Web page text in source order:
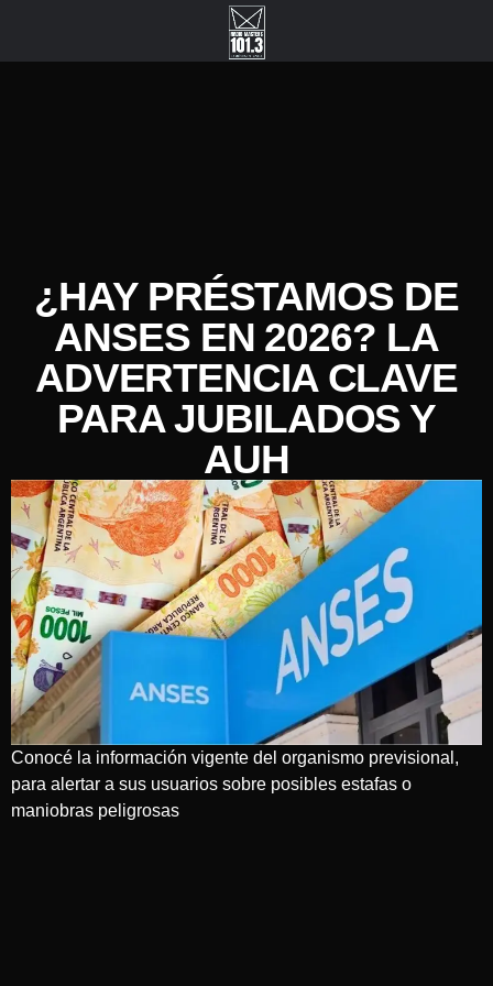
¿HAY PRÉSTAMOS DE
ANSES EN 2026? LA
ADVERTENCIA CLAVE
PARA JUBILADOS Y
AUH
Conocé la información vigente del organismo previsional,
para alertar a sus usuarios sobre posibles estafas o
maniobras peligrosas